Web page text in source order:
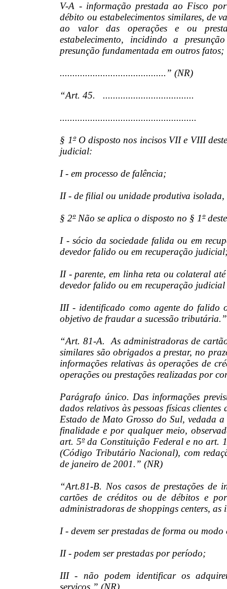
V-A - informação prestada ao Fisco
débito ou estabelecimentos similares, de
ao valor das operações e ou
estabelecimento, incidindo a
presunção fundamentada em outros fatos;
..........................................” (NR)
“Art. 45. ....................................
......................................................
§ 1ºO disposto nos incisos VII e VIII
judicial:
I - em processo de falência;
II - de filial ou unidade produtiva isolada,
§ 2ºNão se aplica o disposto no § 1º
I - sócio da sociedade falida ou em
devedor falido ou em recuperação
II - parente, em linha reta ou colateral
devedor falido ou em recuperação
III - identificado como agente do falido
objetivo de fraudar a sucessão
“Art. 81-A. As administradoras de
similares são obrigados a prestar, no
informações relativas às operações de
operações ou prestações realizadas por
Parágrafo único. Das informações
dados relativos às pessoas físicas
Estado de Mato Grosso do Sul, vedada
finalidade e por qualquer meio,
art. 5ºda Constituição Federal e no art.
(Código Tributário Nacional), com
de janeiro de 2001.” (NR)
“Art.81-B. Nos casos de prestações de
cartões de créditos ou de débitos e
administradoras de shoppings centers, as
I - devem ser prestadas de forma ou
II - podem ser prestadas por período;
III - não podem identificar os